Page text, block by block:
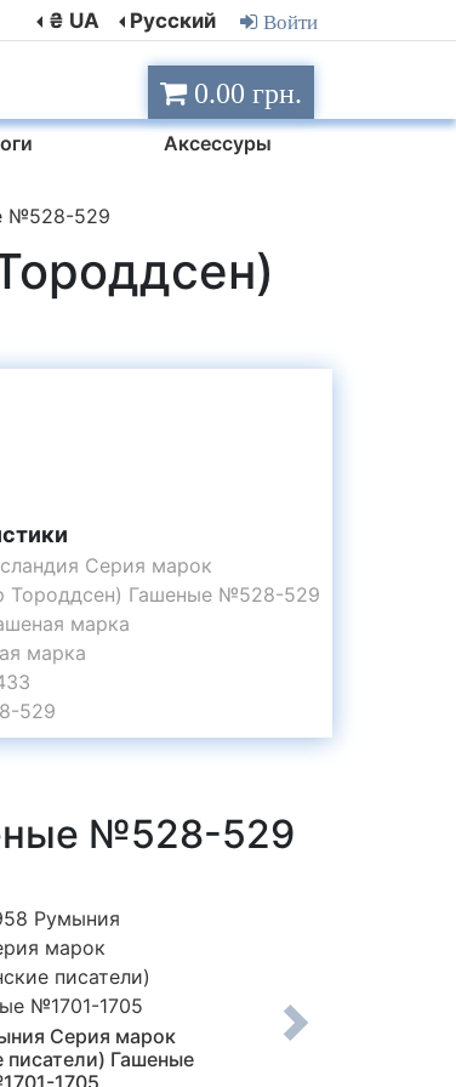
₴ UA Русский Войти
0.00 грн.
Аксессуры
№528-529
Серия марок
Тороддсен) Гашеные №528-529
марка
марка
529
№528-529
Серия марок
писатели) Гашеные
1705
1953 ГДР Серия